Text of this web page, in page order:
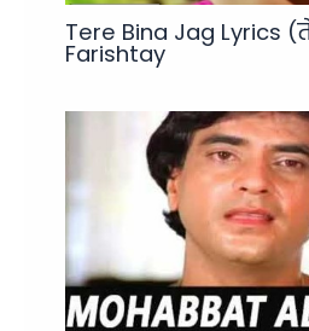
Tere Bina Jag Lyrics
Farishtay